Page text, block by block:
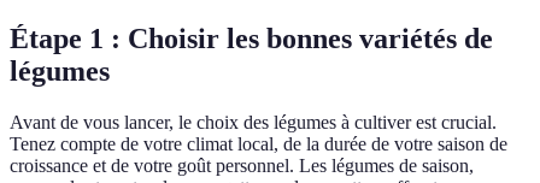
Étape 1 : Choisir les bonnes variétés de
légumes
Avant de vous lancer, le choix des légumes à cultiver est crucial.
Tenez compte de votre climat local, de la durée de votre saison de
croissance et de votre goût personnel. Les légumes de saison,